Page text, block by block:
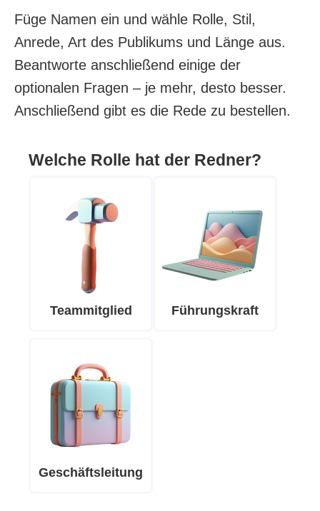
Füge Namen ein und wähle Rolle, Stil,
Anrede, Art des Publikums und Länge aus.
Beantworte anschließend einige der
optionalen Fragen – je mehr, desto besser.
Anschließend gibt es die Rede zu bestellen.
Welche Rolle hat der Redner?
Teammitglied Führungskraft
Geschäftsleitung